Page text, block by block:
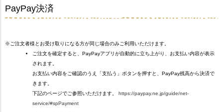
PayPay決済
※ご注文者様とお受け取りになる方が同じ場合のみご利用いただけます。
ご注文を確定すると、PayPayアプリが自動的に立ち上がり、お支払い内容が表示
されます。
お支払い内容をご確認のうえ「支払う」ボタンを押すと、PayPay残高から決済で
きます。
下記のページでご参照いただけます。 https://paypay.ne.jp/guide/net-
service/#spPayment